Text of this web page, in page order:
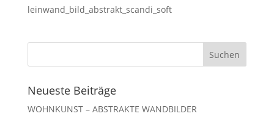
leinwand_bild_abstrakt_scandi_soft
Neueste Beiträge
WOHNKUNST – ABSTRAKTE WANDBILDER